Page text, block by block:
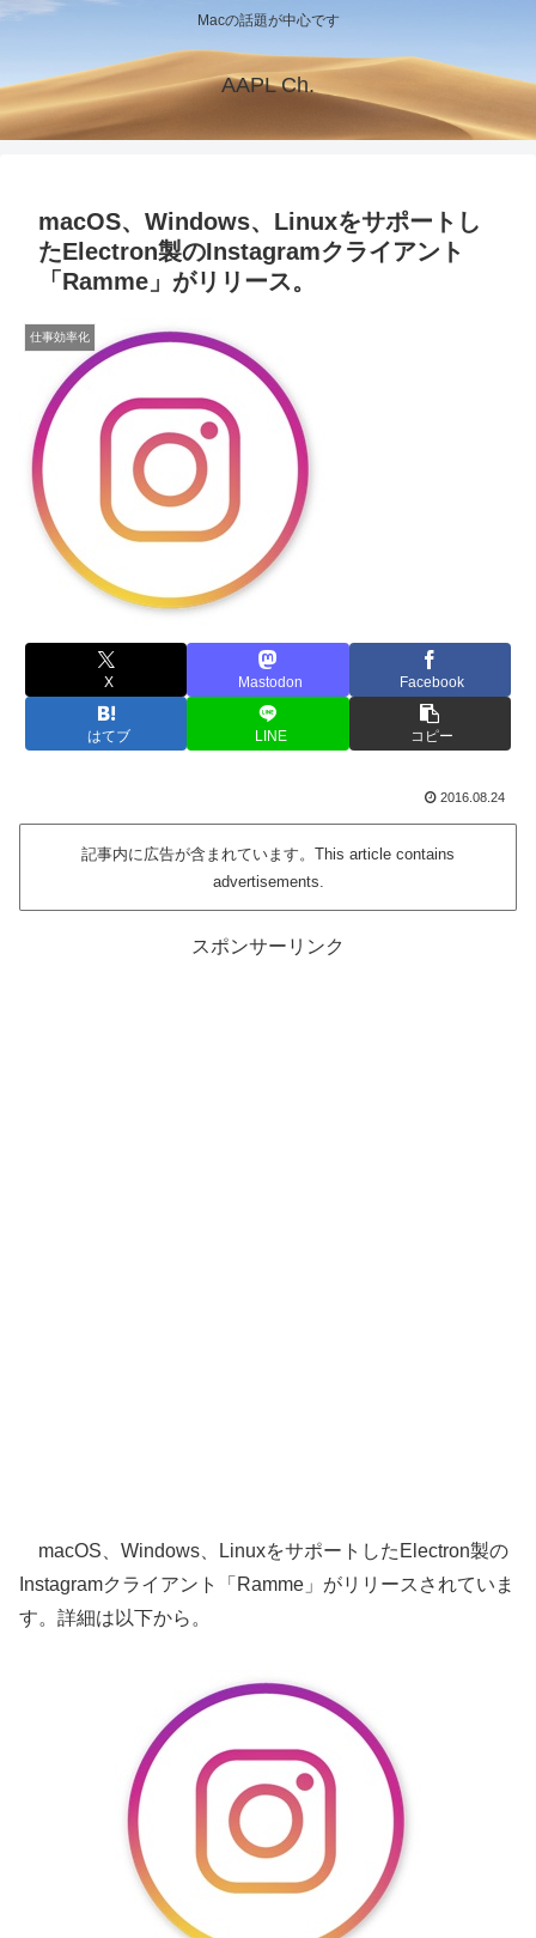
Macの話題が中心です
AAPL Ch.
macOS、Windows、Linuxをサポートし
たElectron製のInstagramクライアント
「Ramme」がリリース。
仕事効率化
X Mastodon Facebook
はてブ LINE コピー
2016.08.24
記事内に広告が含まれています。This article contains
advertisements.
スポンサーリンク
macOS、Windows、LinuxをサポートしたElectron製の
Instagramクライアント「Ramme」がリリースされていま
す。詳細は以下から。